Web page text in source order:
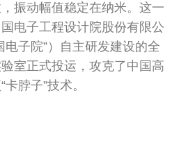
振动幅值稳定在纳米。这一
电子工程设计院股份有限公
电子院”）自主研发建设的全
室正式投运，攻克了中国高
脖子”技术。